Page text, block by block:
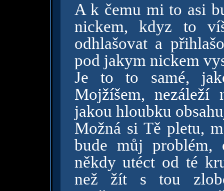
A k čemu mi to asi
nickem, kdyz to
odhlašovat a
pod jakym nickem
Je to to samé,
Mojžíšem,
jakou hloubku
Možná si Tě pletu,
bude můj
někdy utéct od té
než žít s tou